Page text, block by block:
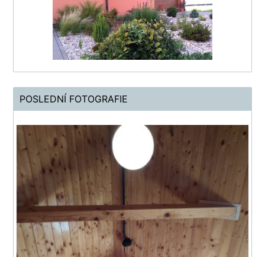
POSLEDNÍ FOTOGRAFIE